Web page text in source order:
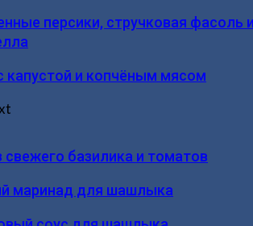
персики, стручковая фасоль
капустой и копчёным мясом
свежего базилика и томатов
маринад для шашлыка